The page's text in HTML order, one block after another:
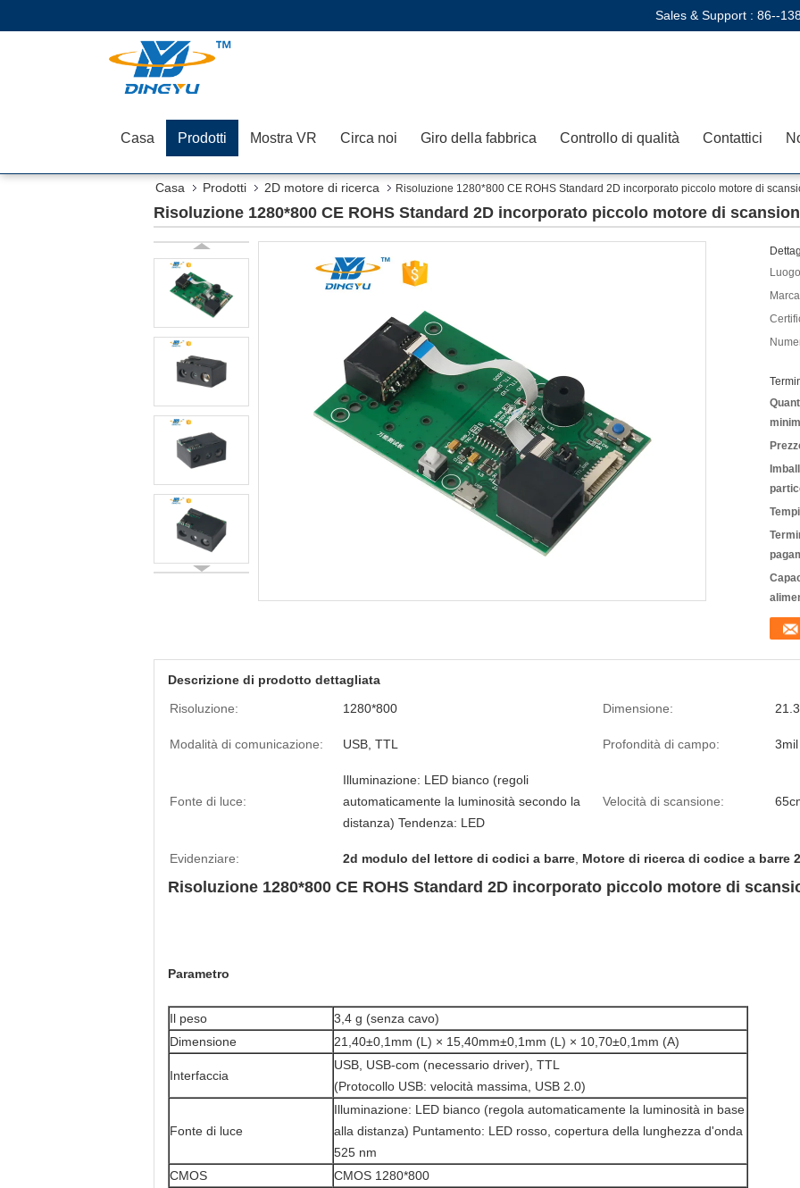
Sales & Support : 86--
Casa Prodotti Mostra VR Circa noi Giro della fabbrica Controllo di qualità Contattici
Casa Prodotti 2D motore di ricerca Risoluzione 1280*800 CE ROHS Standard 2D incorporato piccolo motore di
Risoluzione 1280*800 CE ROHS Standard 2D incorporato piccolo motore di
Descrizione di prodotto dettagliata
Risoluzione:
1280*800 Dimensione:
Modalità di comunicazione: USB, TTL Profondità di campo: 3mil
Fonte di luce:
Illuminazione: LED bianco (regoli
automaticamente la luminosità secondo la
distanza) Tendenza: LED
Velocità di scansione:
Evidenziare: 2d modulo del lettore di codici a barre Motore di ricerca di codice a barre
Risoluzione 1280*800 CE ROHS Standard 2D incorporato piccolo motore di
Parametro
Il peso
3,4 g (senza cavo)
Dimensione
21,40±0,1mm (L) × 15,40mm±0,1mm (L) × 10,70±0,1mm (A)
Interfaccia
USB, USB-com (necessario driver), TTL
(Protocollo USB: velocità massima, USB 2.0)
Fonte di luce
Illuminazione: LED bianco (regola automaticamente la luminosità in base
alla distanza) Puntamento: LED rosso, copertura della lunghezza d'onda
525 nm
CMOS
CMOS 1280*800